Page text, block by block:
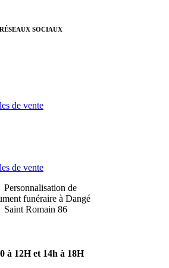
SOCIAUX
de vente
de vente
à 12H et 14h à 18H